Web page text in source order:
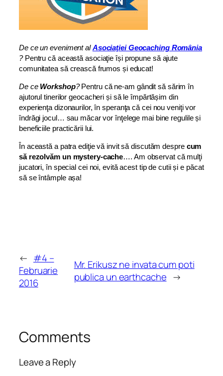
De ce un eveniment alAsociaţiei Geocaching România
?Pentru că această asociaţie își propune să ajute
comunitatea să crească frumos și educat!
De ce Workshop?Pentru că ne-am gândit să sărim în
ajutorul tinerilor geocacheri și să le împărtășim din
experienţa dizonaurilor, în speranţa că cei nou veniţi vor
îndrăgi jocul… sau măcar vor înţelege mai bine regulile și
beneficiile practicării lui.
În această a patra ediţie vă invit să discutăm despre cum
să rezolvăm un mystery-cache…. Am observat că mulţi
jucatori, în special cei noi, evită acest tip de cutii și e păcat
să se întâmple așa!
← #4 –
Februarie
2016
Mr. Erikusz ne invata cum poti
publica un earthcache →
Comments
Leave a Reply